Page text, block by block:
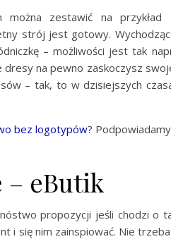
zestawić na przykład
strój jest gotowy.
– możliwości jest tak
dresy na pewno zaskoczysz
– tak, to w dzisiejszych
bez logotypów?
– eButik
propozycji jeśli chodzi o
i się nim zainspiować. Nie